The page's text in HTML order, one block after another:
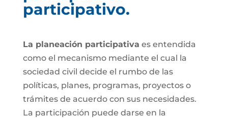
participativo.
La planeación participativa es entendida
como el mecanismo mediante el cual la
sociedad civil decide el rumbo de las
políticas, planes, programas, proyectos o
trámites de acuerdo con sus necesidades.
La participación puede darse en la